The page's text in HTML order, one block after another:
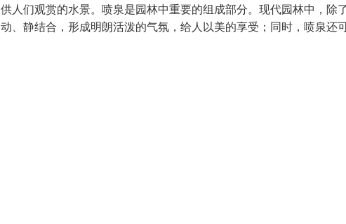
人们观赏的水景。喷泉是园林中重要的组成部分。现代园林中，除
、静结合，形成明朗活泼的气氛，给人以美的享受；同时，喷泉还